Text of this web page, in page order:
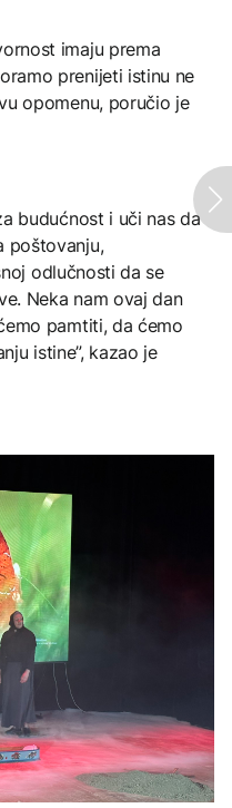
imaju prema
prenijeti istinu ne
opomenu, poručio je
budućnost i uči nas da
poštovanju,
odlučnosti da se
Neka nam ovaj dan
pamtiti, da ćemo
istine”, kazao je